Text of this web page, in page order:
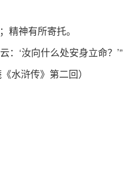
精神有所寄托。
：‘汝向什么处安身立命？’”
水浒传》第二回）